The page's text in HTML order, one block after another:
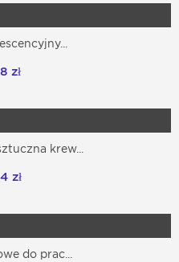
zł
krew...
zł
do prac...